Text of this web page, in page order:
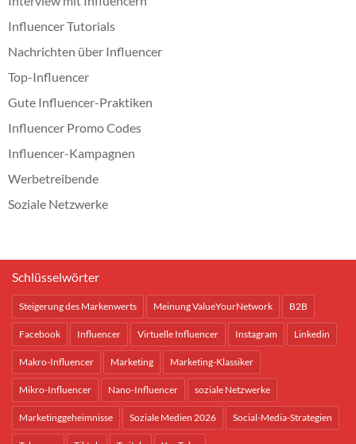
Influencer Tutorials
Nachrichten über Influencer
Top-Influencer
Gute Influencer-Praktiken
Influencer Promo Codes
Influencer-Kampagnen
Werbetreibende
Soziale Netzwerke
Schlüsselwörter
Steigerung des Markenwerts Meinung ValueYourNetwork B2B
Facebook Influencer Virtuelle Influencer Instagram Linkedin
Makro-Influencer Marketing Marketing-Klassiker
Mikro-Influencer Nano-Influencer soziale Netzwerke
Marketinggeheimnisse Soziale Medien 2026 Social-Media-Strategien